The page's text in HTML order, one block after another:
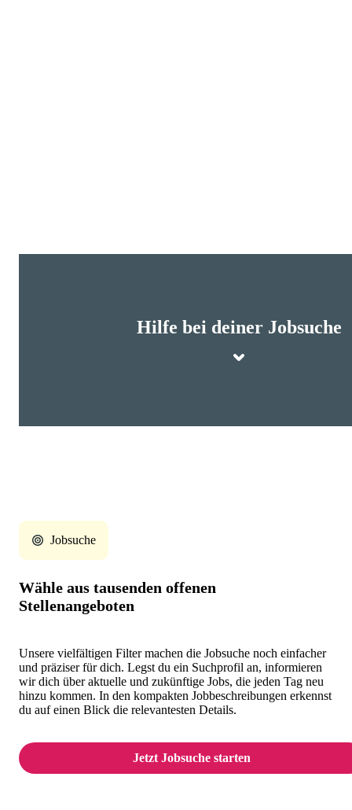
Hilfe bei deiner Jobsuche
Jobsuche
Wähle aus tausenden offenen
Stellenangeboten
Unsere vielfältigen Filter machen die Jobsuche noch einfacher
und präziser für dich. Legst du ein Suchprofil an, informieren
wir dich über aktuelle und zukünftige Jobs, die jeden Tag neu
hinzu kommen. In den kompakten Jobbeschreibungen erkennst
du auf einen Blick die relevantesten Details.
Jetzt Jobsuche starten